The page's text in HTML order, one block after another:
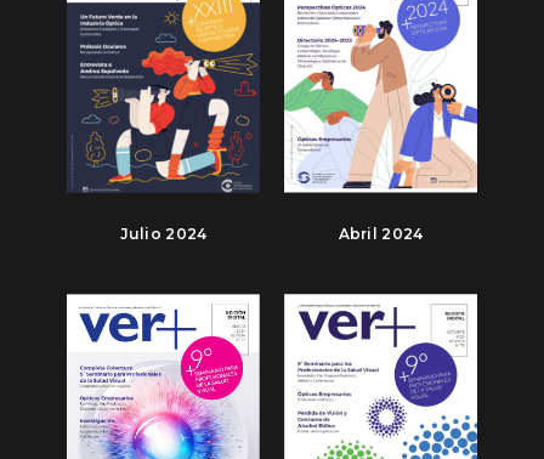
Julio 2024 Abril 2024